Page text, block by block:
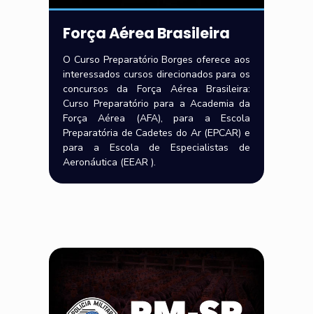
Força Aérea Brasileira
O Curso Preparatório Borges oferece aos
interessados cursos direcionados para os
concursos da Força Aérea Brasileira:
Curso Preparatório para a Academia da
Força Aérea (AFA), para a Escola
Preparatória de Cadetes do Ar (EPCAR) e
para a Escola de Especialistas de
Aeronáutica (EEAR ).